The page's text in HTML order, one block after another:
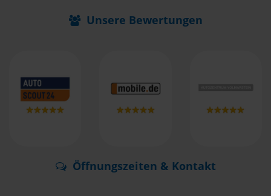
Unsere Bewertungen
Öffnungszeiten & Kontakt